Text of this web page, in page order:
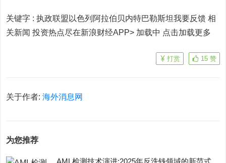
关键字 :执政联盟以色列阿拉伯贝内特巴勒斯坦我要反馈 相
关新闻投资热点尽在新浪财经APP> 加载中 点击加载更多
15 赞
打赏
关于作者:海外消息网
为您推荐
AML检测技术演进:2025年反洗钱领域的新范式